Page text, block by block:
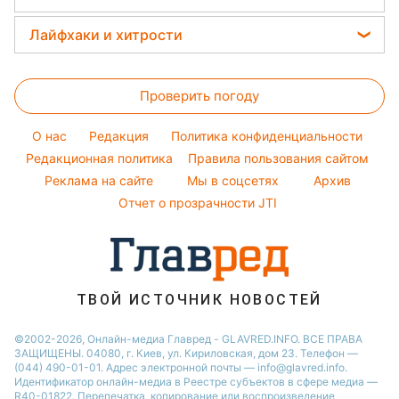
София Ротару
Ольга Сумская
Филипп Киркоров
Новости Одессы
Новости Харькова
Новости Ровно
Модные ошибки
Новости моды
Простые блюда
Легкие десерты
Праздничное меню
Тесты по картинке
Оптические иллюзии
Народные приметы
Все о шоу-бизнесе
Прогноз погоды
Магнитные бури
Погода на сегодня
Погода на завтра
Пылевая буря
Лайфхаки и хитрости
Уборка
Комнатные растения
Авто
Проверить погоду
O нас Редакция
Политика конфиденциальности
Редакционная политика
Правила пользования сайтом
Реклама на сайте
Мы в соцсетях
Архив
Отчет о прозрачности JTI
ТВОЙ ИСТОЧНИК НОВОСТЕЙ
©2002-2026, Онлайн-медиа Главред - GLAVRED.INFO. ВСЕ ПРАВА
ЗАЩИЩЕНЫ. 04080, г. Киев, ул. Кириловская, дом 23. Телефон —
(044) 490-01-01. Адрес электронной почты — info@glavred.info.
Идентификатор онлайн-медиа в Реестре cубъектов в сфере медиа —
R40-01822. Перепечатка, копирование или воспроизведение